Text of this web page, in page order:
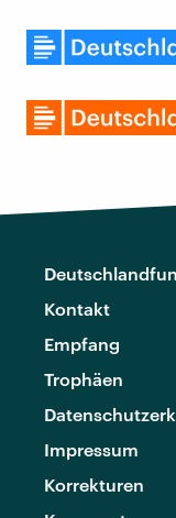
Kontakt
Empfang
Trophäen
Impressum
Korrekturen